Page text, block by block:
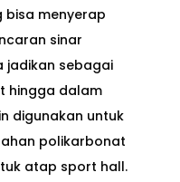
bisa menyerap
sinar
jadikan sebagai
hingga dalam
digunakan untuk
polikarbonat
atap sport hall.